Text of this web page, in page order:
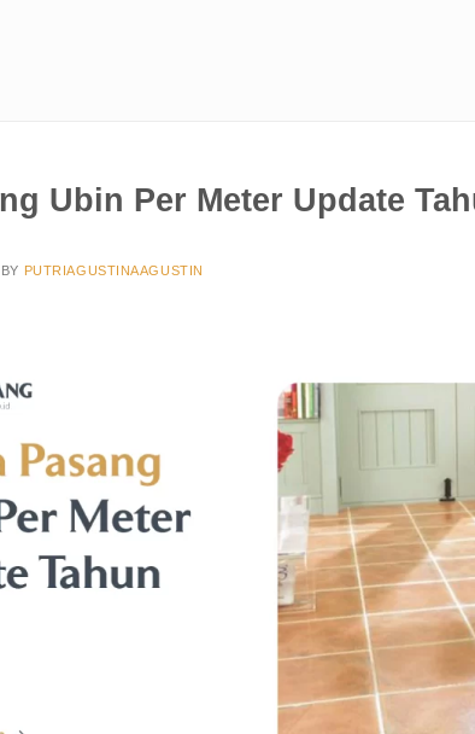
Ubin Per Meter Update
BY PUTRIAGUSTINAAGUSTIN